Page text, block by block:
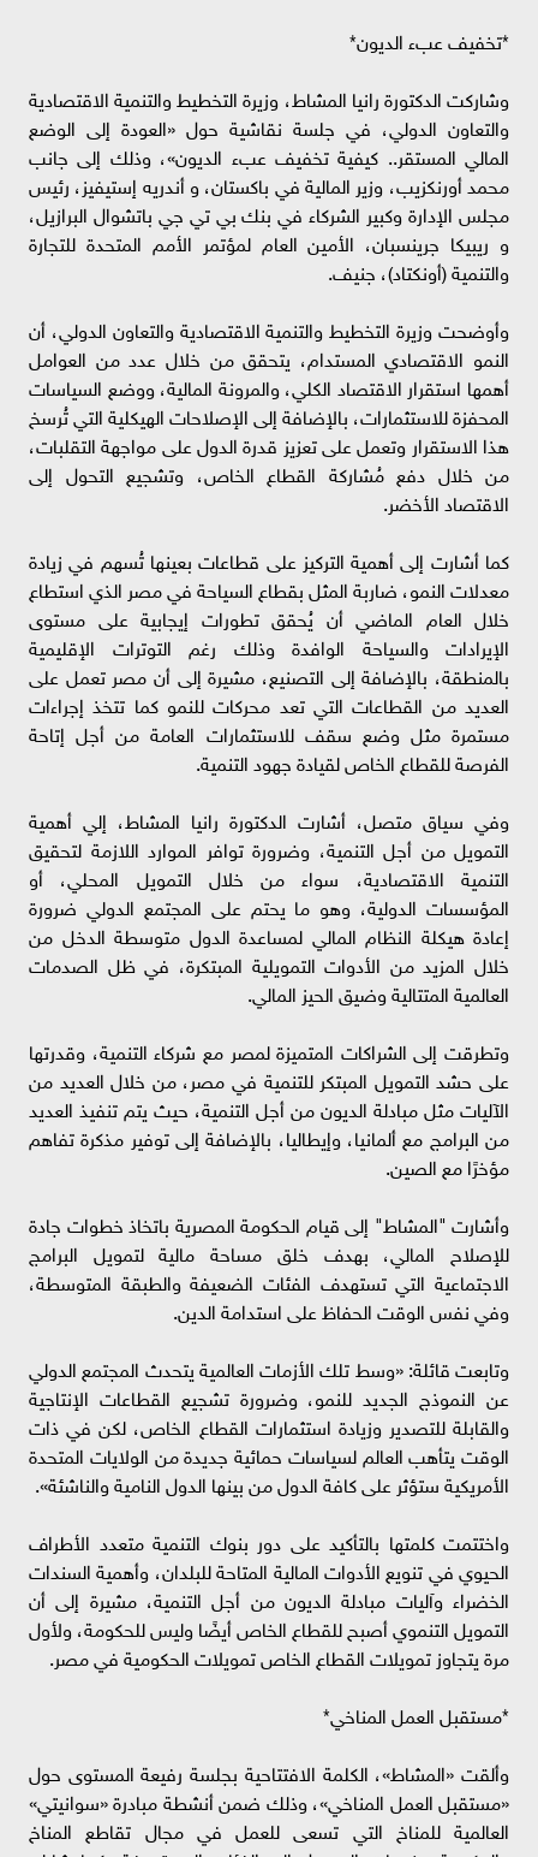
*تخفيف عبء الديون*
وشاركت الدكتورة رانيا المشاط، وزيرة التخطيط والتنمية الاقتصادية
والتعاون الدولي، في جلسة نقاشية حول «العودة إلى الوضع
المالي المستقر.. كيفية تخفيف عبء الديون»، وذلك إلى جانب
محمد أورنكزيب، وزير المالية في باكستان، و أندريه إستيفيز، رئيس
مجلس الإدارة وكبير الشركاء في بنك بي تي جي باتشوال البرازيل،
و ريبيكا جرينسبان، الأمين العام لمؤتمر الأمم المتحدة للتجارة
والتنمية (أونكتاد)، جنيف.
وأوضحت وزيرة التخطيط والتنمية الاقتصادية والتعاون الدولي، أن
النمو الاقتصادي المستدام، يتحقق من خلال عدد من العوامل
أهمها استقرار الاقتصاد الكلي، والمرونة المالية، ووضع السياسات
المحفزة للاستثمارات، بالإضافة إلى الإصلاحات الهيكلية التي تُرسخ
هذا الاستقرار وتعمل على تعزيز قدرة الدول على مواجهة التقلبات،
من خلال دفع مُشاركة القطاع الخاص، وتشجيع التحول إلى
الاقتصاد الأخضر.
كما أشارت إلى أهمية التركيز على قطاعات بعينها تُسهم في زيادة
معدلات النمو، ضاربة المثل بقطاع السياحة في مصر الذي استطاع
خلال العام الماضي أن يُحقق تطورات إيجابية على مستوى
الإيرادات والسياحة الوافدة وذلك رغم التوترات الإقليمية
بالمنطقة، بالإضافة إلى التصنيع، مشيرة إلى أن مصر تعمل على
العديد من القطاعات التي تعد محركات للنمو كما تتخذ إجراءات
مستمرة مثل وضع سقف للاستثمارات العامة من أجل إتاحة
الفرصة للقطاع الخاص لقيادة جهود التنمية.
وفي سياق متصل، أشارت الدكتورة رانيا المشاط، إلي أهمية
التمويل من أجل التنمية، وضرورة توافر الموارد اللازمة لتحقيق
التنمية الاقتصادية، سواء من خلال التمويل المحلي، أو
المؤسسات الدولية، وهو ما يحتم على المجتمع الدولي ضرورة
إعادة هيكلة النظام المالي لمساعدة الدول متوسطة الدخل من
خلال المزيد من الأدوات التمويلية المبتكرة، في ظل الصدمات
العالمية المتتالية وضيق الحيز المالي.
وتطرقت إلى الشراكات المتميزة لمصر مع شركاء التنمية، وقدرتها
على حشد التمويل المبتكر للتنمية في مصر، من خلال العديد من
الآليات مثل مبادلة الديون من أجل التنمية، حيث يتم تنفيذ العديد
من البرامج مع ألمانيا، وإيطاليا، بالإضافة إلى توفير مذكرة تفاهم
مؤخرًا مع الصين.
وأشارت "المشاط" إلى قيام الحكومة المصرية باتخاذ خطوات جادة
للإصلاح المالي، بهدف خلق مساحة مالية لتمويل البرامج
الاجتماعية التي تستهدف الفئات الضعيفة والطبقة المتوسطة،
وفي نفس الوقت الحفاظ على استدامة الدين.
وتابعت قائلة: «وسط تلك الأزمات العالمية يتحدث المجتمع الدولي
عن النموذج الجديد للنمو، وضرورة تشجيع القطاعات الإنتاجية
والقابلة للتصدير وزيادة استثمارات القطاع الخاص، لكن في ذات
الوقت يتأهب العالم لسياسات حمائية جديدة من الولايات المتحدة
الأمريكية ستؤثر على كافة الدول من بينها الدول النامية والناشئة».
واختتمت كلمتها بالتأكيد على دور بنوك التنمية متعدد الأطراف
الحيوي في تنويع الأدوات المالية المتاحة للبلدان، وأهمية السندات
الخضراء وآليات مبادلة الديون من أجل التنمية، مشيرة إلى أن
التمويل التنموي أصبح للقطاع الخاص أيضًا وليس للحكومة، ولأول
مرة يتجاوز تمويلات القطاع الخاص تمويلات الحكومية في مصر.
*مستقبل العمل المناخي*
وألقت «المشاط»، الكلمة الافتتاحية بجلسة رفيعة المستوى حول
«مستقبل العمل المناخي»، وذلك ضمن أنشطة مبادرة «سوانيتي»
العالمية للمناخ التي تسعى للعمل في مجال تقاطع المناخ